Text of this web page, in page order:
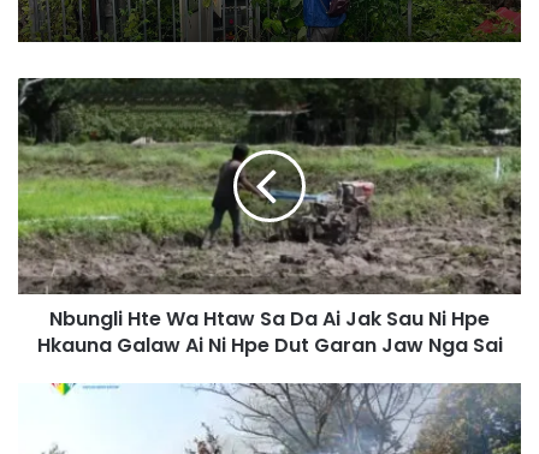
N
b
u
n
g
l
i
H
t
Nbungli Hte Wa Htaw Sa Da Ai Jak Sau Ni Hpe
Hkauna Galaw Ai Ni Hpe Dut Garan Jaw Nga Sai